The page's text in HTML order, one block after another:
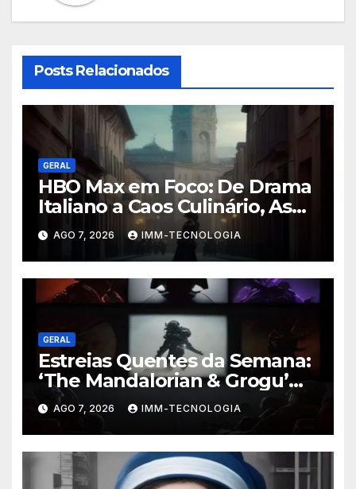
Posts Relacionados
GERAL
HBO Max em Foco: De Drama
Italiano a Caos Culinário, As
Novidades Imperdíveis da
Semana (16 a 22 de Fevereiro)
AGO 7, 2026 IMM-TECNOLOGIA
GERAL
Estreias Quentes da Semana:
‘The Mandalorian & Grogu’
Anunciado e Outros
Lançamentos Imperdíveis!
AGO 7, 2026 IMM-TECNOLOGIA